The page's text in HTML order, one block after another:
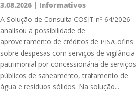
3.08.2026| Informativos
A Solução de Consulta COSIT nº 64/2026
analisou a possibilidade de
aproveitamento de créditos de PIS/Cofins
sobre despesas com serviços de vigilância
patrimonial por concessionária de serviços
públicos de saneamento, tratamento de
água e resíduos sólidos. Na solução...